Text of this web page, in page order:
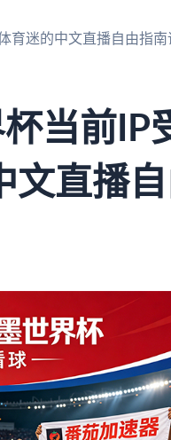
育迷的中文直播自由指南
当前IP
文直播